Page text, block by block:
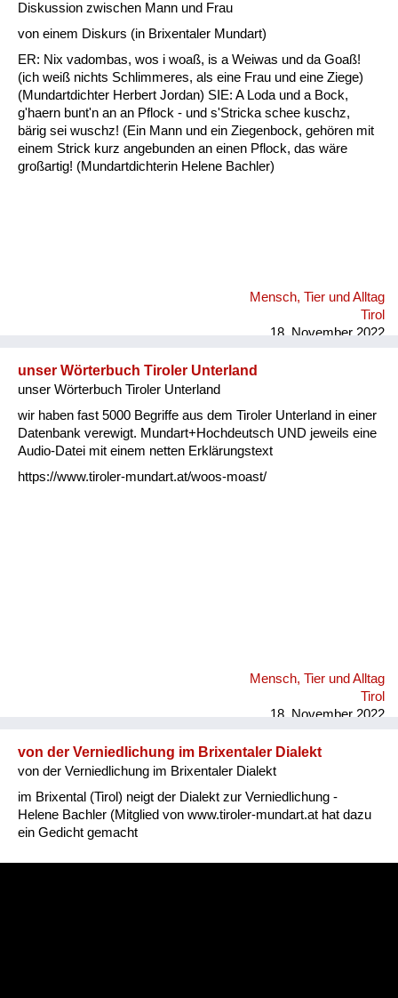
Kategorie
Natur und Landwirtschaft
Fluchen und Reden
Mensch, Tier und Alltag
Schmankerln und
Diskussion zwischen Mann und Frau
von einem Diskurs (in Brixentaler Mundart)
ER: Nix vadombas, wos i woaß, is a Weiwas und da Goaß!
(ich weiß nichts Schlimmeres, als eine Frau und eine Ziege)
(Mundartdichter Herbert Jordan) SIE: A Loda und a Bock,
g'haern bunt'n an an Pflock - und s'Stricka schee kuschz,
bärig sei wuschz! (Ein Mann und ein Ziegenbock, gehören mit
einem Strick kurz angebunden an einen Pflock, das wäre
großartig! (Mundartdichterin Helene Bachler)
Mensch, Tier und Alltag
Tirol
18. November 2022
unser Wörterbuch Tiroler Unterland
unser Wörterbuch Tiroler Unterland
wir haben fast 5000 Begriffe aus dem Tiroler Unterland in einer
Datenbank verewigt. Mundart+Hochdeutsch UND jeweils eine
Audio-Datei mit einem netten Erklärungstext
https://www.tiroler-mundart.at/woos-moast/
Mensch, Tier und Alltag
Tirol
18. November 2022
von der Verniedlichung im Brixentaler Dialekt
von der Verniedlichung im Brixentaler Dialekt
im Brixental (Tirol) neigt der Dialekt zur Verniedlichung -
Helene Bachler (Mitglied von www.tiroler-mundart.at hat dazu
ein Gedicht gemacht